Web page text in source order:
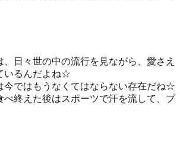
、日々世の中の流行を見ながら、愛さえ
いるんだよね☆
今ではもうなくてはならない存在だね☆
べ終えた後はスポーツで汗を流して、プ